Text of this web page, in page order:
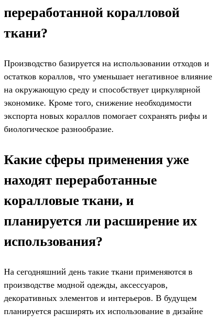
переработанной коралловой
ткани?
Производство базируется на использовании отходов и
остатков кораллов, что уменьшает негативное влияние
на окружающую среду и способствует циркулярной
экономике. Кроме того, снижение необходимости
экспорта новых кораллов помогает сохранять рифы и
биологическое разнообразие.
Какие сферы применения уже
находят переработанные
коралловые ткани, и
планируется ли расширение их
использования?
На сегодняшний день такие ткани применяются в
производстве модной одежды, аксессуаров,
декоративных элементов и интерьеров. В будущем
планируется расширять их использование в дизайне